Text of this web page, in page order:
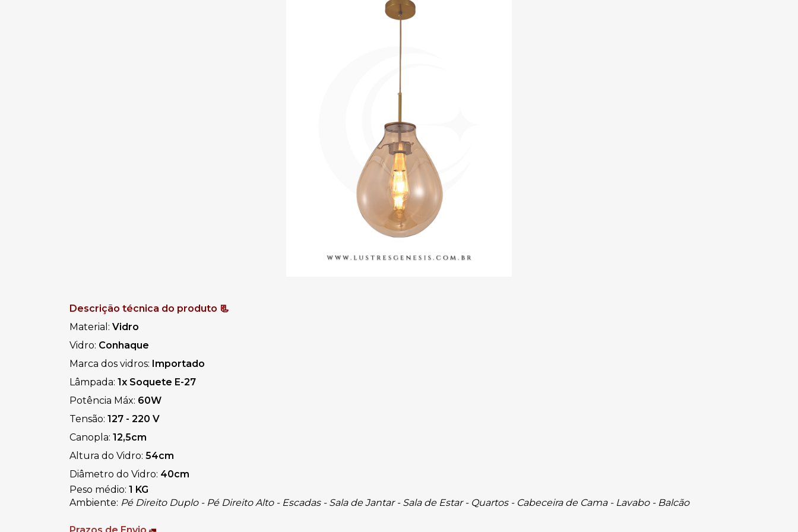
Descrição técnica do produto 📃
Material: Vidro
Vidro: Conhaque
Marca dos vidros: Importado
Lâmpada: 1x Soquete E-27
Potência Máx: 60W
Tensão: 127 - 220 V
Canopla: 12,5cm
Altura do Vidro: 54cm
Diâmetro do Vidro: 40cm
Peso médio: 1 KG
Ambiente: Pé Direito Duplo - Pé Direito Alto - Escadas - Sala de Jantar - Sala de Estar - Quartos - Cabeceira de Cama - Lavabo - Balcão